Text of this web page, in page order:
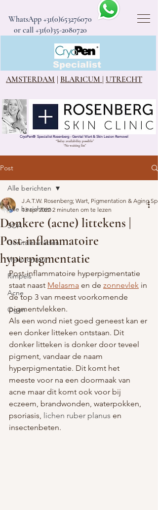
WhatsApp +31(0)653276070
or call +31(0)35-2080720
CryoPen®
Specialist
AMSTERDAM
BLARICUM UTRECHT
CryoPen® Specialist Rosenberg - Genital Wart & Skin Lesion Removel
“Today availability possible”
“No waiting list”
Post
Alle berichten
SOA
Genitale wratten
Hyaluronzuur
Rimpels
Acne
Ogen
Alle berichten
Donkere (acne) littekens |
Post-inflammatoire
hyperpigmentatie
J.A.T.W. Rosenberg; Wart, Pigmentation & Aging
13 apr 2022 2 minuten om te lezen
Post-inflammatoire hyperpigmentatie
staat naast Melasma en de zonnevlek in
de top 3 van meest voorkomende
pigmentvlekken.
Als een wond niet goed geneest kan er
een donker litteken ontstaan. Dit
donker litteken is donker door teveel
pigment, vandaar de naam
hyperpigmentatie. Dit komt het
meeste voor na een doormaak van
acne maar dit komt ook voor bij
eczeem, brandwonden, waterpokken,
psoriasis, lichen ruber planus en
insectenbeten.